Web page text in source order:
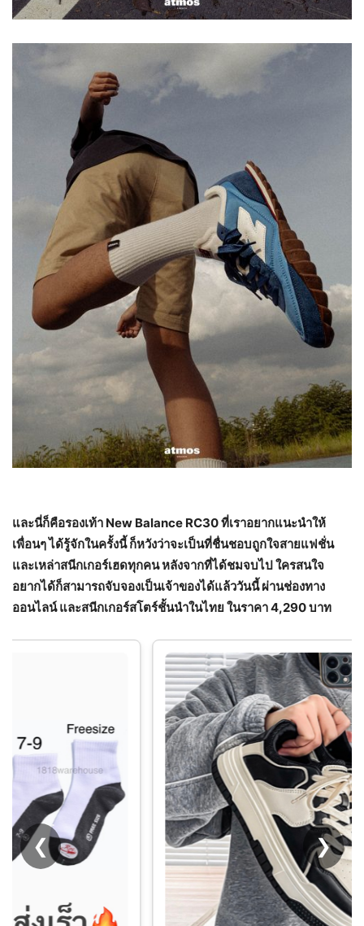
และนี่ก็คือรองเท้า New Balance RC30 ที่เราอยากแนะนำให้
เพื่อนๆ ได้รู้จักในครั้งนี้ ก็หวังว่าจะเป็นที่ชื่นชอบถูกใจสายแฟชั่น
และเหล่าสนีกเกอร์เฮดทุกคน หลังจากที่ได้ชมจบไป ใครสนใจ
อยากได้ก็สามารถจับจองเป็นเจ้าของได้แล้ววันนี้ ผ่านช่องทาง
ออนไลน์ และสนีกเกอร์สโตร์ชั้นนำในไทย ในราคา 4,290 บาท
❮ ❯